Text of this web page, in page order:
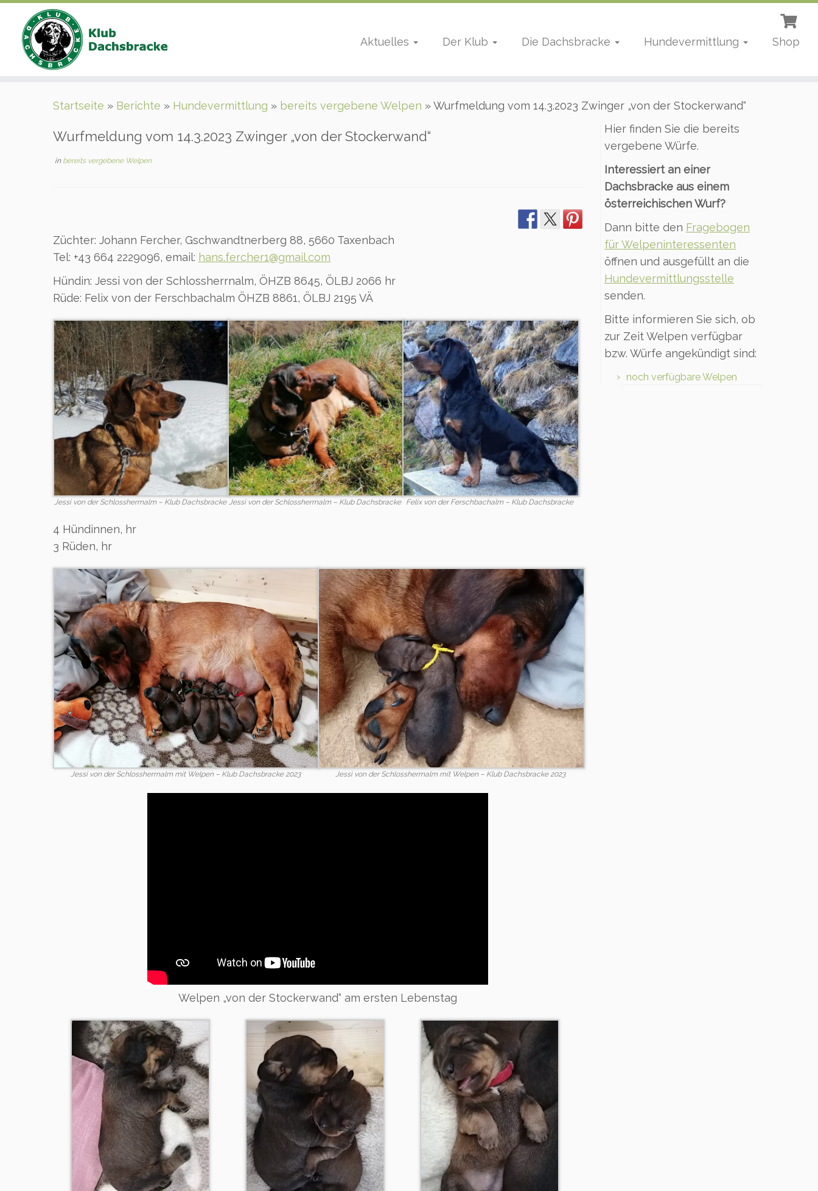
Aktuelles Der Klub Die Dachsbracke Hundevermittlung Shop
Startseite » Berichte » Hundevermittlung » bereits vergebene Welpen »Wurfmeldung vom 14.3.2023 Zwinger „von der Stockerwand“
Wurfmeldung vom 14.3.2023 Zwinger „von der Stockerwand“
in bereits vergebene Welpen
Züchter: Johann Fercher, Gschwandtnerberg 88, 5660 Taxenbach
Tel: +43 664 2229096, email: hans.fercher1@gmail.com
Hündin: Jessi von der Schlossherrnalm, ÖHZB 8645, ÖLBJ 2066 hr
Rüde: Felix von der Ferschbachalm ÖHZB 8861, ÖLBJ 2195 VÄ
Jessi von der Schlossherrnalm – Klub Dachsbracke Jessi von der Schlossherrnalm – Klub Dachsbracke Felix von der Ferschbachalm – Klub Dachsbracke
4 Hündinnen, hr
3 Rüden, hr
Jessi von der Schlossherrnalm mit Welpen – Klub Dachsbracke 2023 Jessi von der Schlossherrnalm mit Welpen – Klub Dachsbracke 2023
Welpen „von der Stockerwand“ am ersten Lebenstag
Hier finden Sie die bereits
vergebene Würfe.
Interessiert an einer
Dachsbracke aus einem
österreichischen Wurf?
Dann bitte den Fragebogen
für Welpeninteressenten
öffnen und ausgefüllt an die
Hundevermittlungsstelle
senden.
Bitte informieren Sie sich, ob
zur Zeit Welpen verfügbar
bzw. Würfe angekündigt sind:
noch verfügbare Welpen